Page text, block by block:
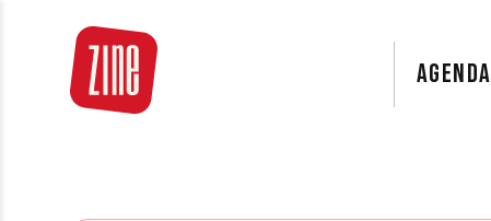
AGENDA